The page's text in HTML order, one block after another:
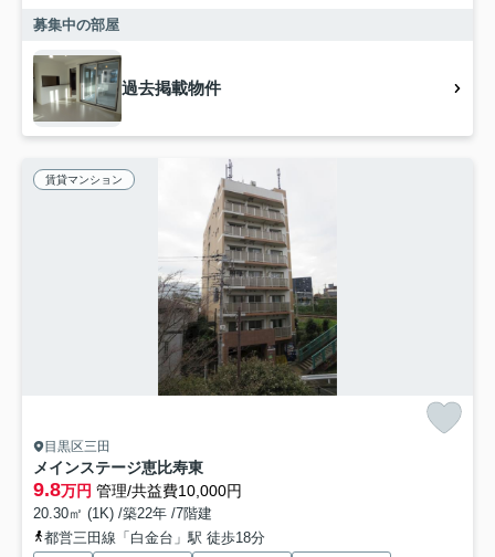
募集中の部屋
過去掲載物件
賃貸マンション
目黒区三田
メインステージ恵比寿東
9.8万円 管理/共益費10,000円
20.30㎡ (1K) /築22年 /7階建
都営三田線「白金台」駅 徒歩18分